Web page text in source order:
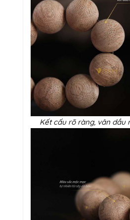
Kết cấu rõ ràng, vân dầu